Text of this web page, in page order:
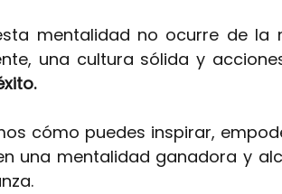
mentalidad no ocurre de la
una cultura sólida y
cómo puedes inspirar,
una mentalidad ganadora y